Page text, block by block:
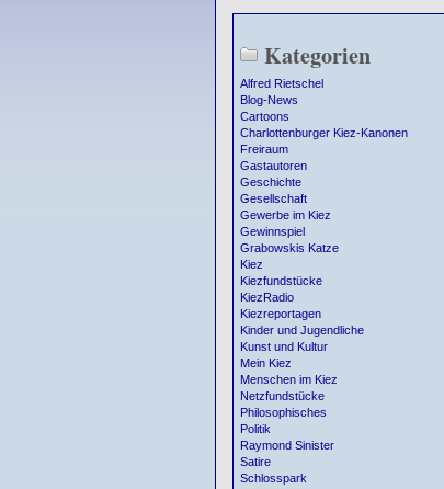
Kategorien
Alfred Rietschel
Blog-News
Cartoons
Charlottenburger Kiez-Kanonen
Freiraum
Gastautoren
Geschichte
Gesellschaft
Gewerbe im Kiez
Gewinnspiel
Grabowskis Katze
Kiez
Kiezfundstücke
KiezRadio
Kiezreportagen
Kinder und Jugendliche
Kunst und Kultur
Mein Kiez
Menschen im Kiez
Netzfundstücke
Philosophisches
Politik
Raymond Sinister
Satire
Schlosspark